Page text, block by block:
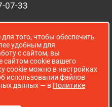
07-33
16:00
д. 52 А
до 18:00
того, чтобы обеспечить
удобным для
с сайтом, вы
сайтом cookie вашего
cookie можно в настройках
использовании файлов
данных — в Политике